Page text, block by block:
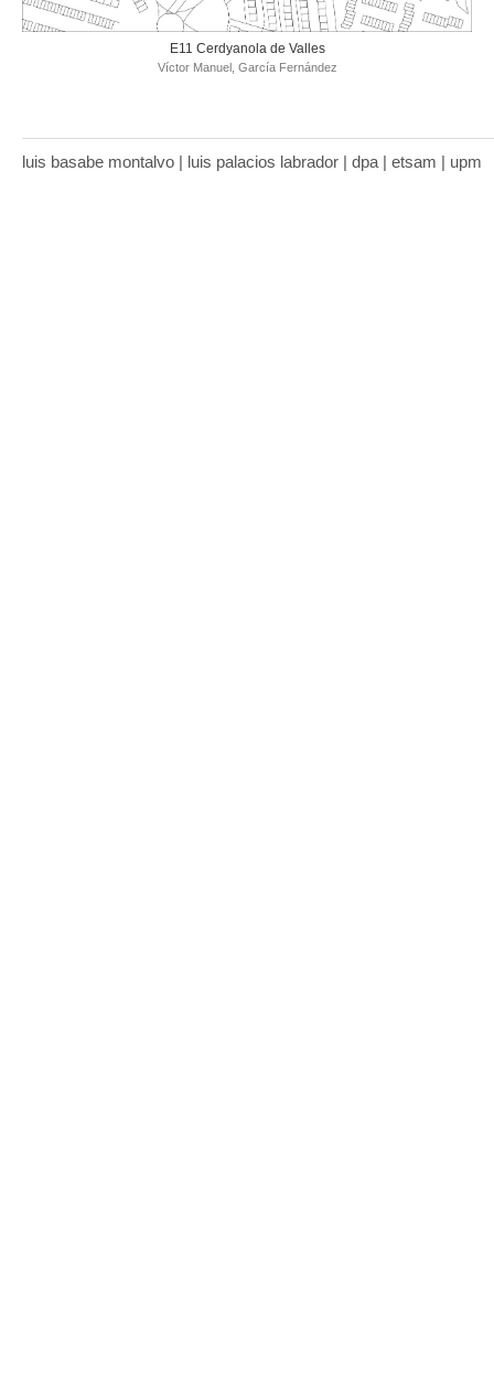
E11 Cerdyanola de Valles
Víctor Manuel, García Fernández
luis basabe montalvo | luis palacios labrador | dpa | etsam | upm